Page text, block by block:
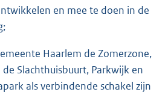
en mee te doen in de
Haarlem de Zomerzone,
Slachthuisbuurt, Parkwijk en
als verbindende schakel zijn